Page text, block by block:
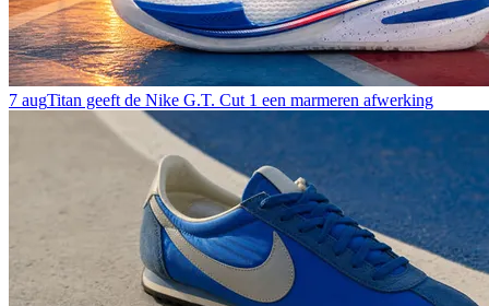
7 augTitan geeft de Nike G.T. Cut 1 een marmeren afwerking